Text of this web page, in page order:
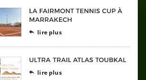
 lire plus
 lire plus